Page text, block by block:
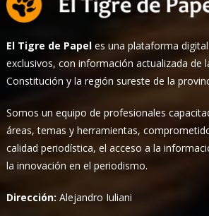
El Tigre de Papel es una plataforma
exclusivos, con información actualizada de
Constitución y la región sureste de la
Somos un equipo de profesionales
áreas, temas y herramientas,
calidad periodística, el acceso a la
la innovación en el periodismo.
Dirección:Alejandro Iuliani